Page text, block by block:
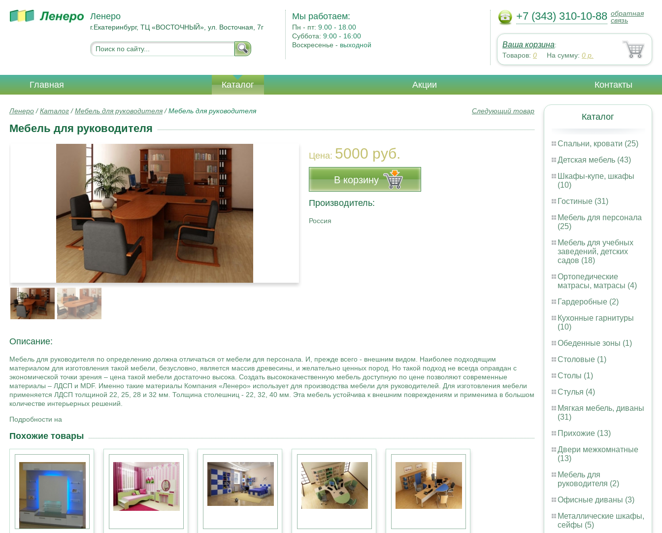
Ленеро
г.Екатеринбург, ТЦ «ВОСТОЧНЫЙ», ул. Восточная, 7г
Мы работаем:
Пн - пт:9.00 - 18.00
Суббота:9:00 - 16:00
Воскресенье - выходной
+7 (343) 310-10-88 обратная
связь
Ваша корзина:
Товаров: 0 На сумму: 0 р.
Главная Каталог Акции Контакты
Каталог
Спальни, кровати (25)
Детская мебель (43)
Шкафы-купе, шкафы
(10)
Гостиные (31)
Мебель для персонала
(25)
Мебель для учебных
заведений, детских
садов (18)
Ортопедические
матрасы, матрасы (4)
Гардеробные (2)
Кухонные гарнитуры
(10)
Обеденные зоны (1)
Столовые (1)
Столы (1)
Стулья (4)
Мягкая мебель, диваны
(31)
Прихожие (13)
Двери межкомнатные
(13)
Мебель для
руководителя (2)
Офисные диваны (3)
Металлические шкафы,
сейфы (5)
Следующий товар
Ленеро /Каталог /Мебель для руководителя /Мебель для руководителя
Мебель для руководителя
Цена: 5000 руб.
В корзину
Производитель:
Россия
Описание:
Мебель для руководителя по определению должна отличаться от мебели для персонала. И, прежде всего - внешним видом. Наиболее подходящим
материалом для изготовления такой мебели, безусловно, является массив древесины, и желательно ценных пород. Но такой подход не всегда оправдан с
экономической точки зрения – цена такой мебели достаточно высока. Создать высококачественную мебель доступную по цене позволяют современные
материалы – ЛДСП и MDF. Именно такие материалы Компания «Ленеро» использует для производства мебели для руководителей. Для изготовления мебели
применяется ЛДСП толщиной 22, 25, 28 и 32 мм. Толщина столешниц - 22, 32, 40 мм. Эта мебель устойчива к внешним повреждениям и применима в большом
количестве интерьерных решений.
Подробности на
Похожие товары